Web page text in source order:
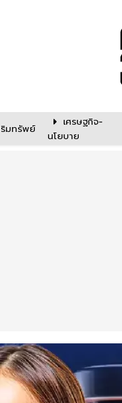
มทรัพย์
เศรษฐกิจ-
นโยบาย